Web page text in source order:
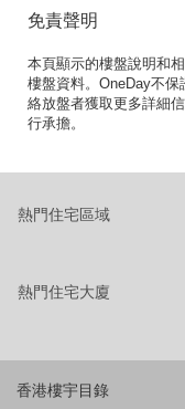
免責聲明
本頁顯示的樓盤說明和
樓盤資料。OneDay不
絡放盤者獲取更多詳細
行承擔。
熱門住宅區域
熱門住宅大廈
香港樓宇目錄